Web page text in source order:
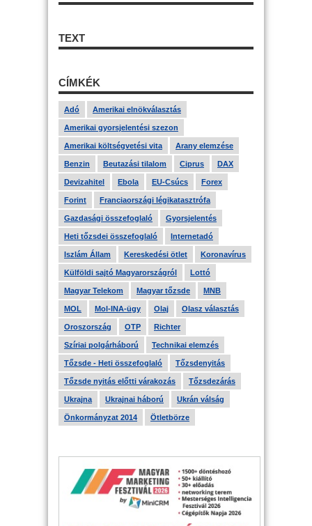
TEXT
CÍMKÉK
Adó Amerikai elnökválasztás
Amerikai gyorsjelentési szezon
Amerikai költségvetési vita Arany elemzése
Benzin Beutazási tilalom Ciprus DAX
Devizahitel Ebola EU-Csúcs Forex
Forint Franciaországi légikatasztrófa
Gazdasági összefoglaló Gyorsjelentés
Heti tőzsdei összefoglaló Internetadó
Iszlám Állam Kereskedési ötlet Koronavírus
Külföldi sajtó Magyarországról Lottó
Magyar Telekom Magyar tőzsde MNB
MOL Mol-INA-ügy Olaj Olasz választás
Oroszország OTP Richter
Szíriai polgárháború Technikai elemzés
Tőzsde - Heti összefoglaló Tőzsdenyitás
Tőzsde nyitás előtti várakozás Tőzsdezárás
Ukrajna Ukrajnai háború Ukrán válság
Önkormányzat 2014 Ötletbörze